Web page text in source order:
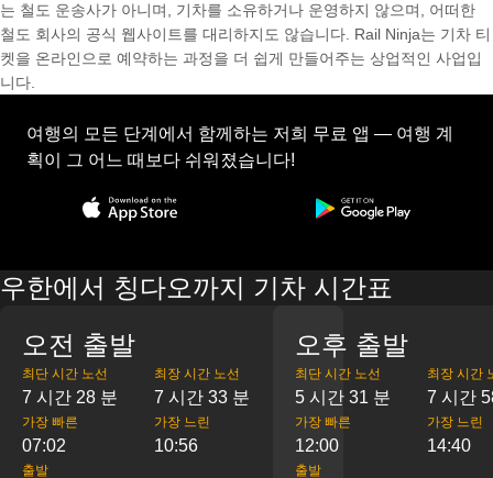
는 철도 운송사가 아니며, 기차를 소유하거나 운영하지 않으며, 어떠한
철도 회사의 공식 웹사이트를 대리하지도 않습니다. Rail Ninja는 기차 티
켓을 온라인으로 예약하는 과정을 더 쉽게 만들어주는 상업적인 사업입
니다.
여행의 모든 단계에서 함께하는 저희 무료 앱 — 여행 계
획이 그 어느 때보다 쉬워졌습니다!
우한에서 칭다오까지 기차 시간표
오전 출발
최단 시간 노선
7 시간 28 분
최장 시간 노선
7 시간 33 분
가장 빠른
07:02
가장 느린
10:56
출발
오후 출발
최단 시간 노선
5 시간 31 분
최장 시간
7 시간
가장 빠른
12:00
가장 느린
14:40
출발